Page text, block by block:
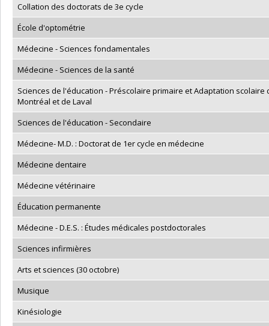
Collation des doctorats de 3e cycle
École d'optométrie
Médecine - Sciences fondamentales
Médecine - Sciences de la santé
Sciences de l'éducation - Préscolaire primaire et Adaptation scolaire
Montréal et de Laval
Sciences de l'éducation - Secondaire
Médecine- M.D. : Doctorat de 1er cycle en médecine
Médecine dentaire
Médecine vétérinaire
Éducation permanente
Médecine - D.E.S. : Études médicales postdoctorales
Sciences infirmières
Arts et sciences (30 octobre)
Musique
Kinésiologie